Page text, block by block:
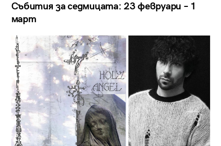
Събития за седмицата: 23 февруари – 1
март